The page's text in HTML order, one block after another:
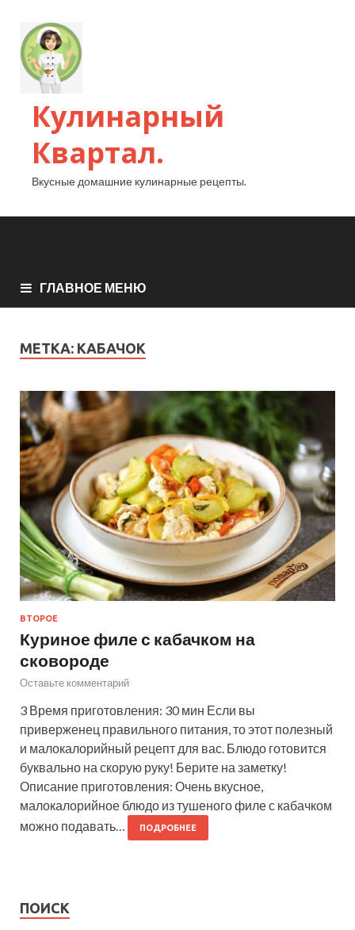
Кулинарный
Квартал.
Вкусные домашние кулинарные рецепты.
ГЛАВНОЕ МЕНЮ
МЕТКА: КАБАЧОК
ВТОРОЕ
Куриное филе с кабачком на
сковороде
Оставьте комментарий
3 Время приготовления: 30 мин Если вы
приверженец правильного питания, то этот полезный
и малокалорийный рецепт для вас. Блюдо готовится
буквально на скорую руку! Берите на заметку!
Описание приготовления: Очень вкусное,
малокалорийное блюдо из тушеного филе с кабачком
можно подавать…
ПОДРОБНЕЕ
ПОИСК